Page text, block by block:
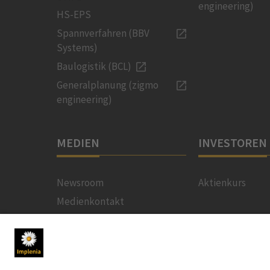
HS-EPS
Spannverfahren (BBV
Systems)
Baulogistik (BCL)
Generalplanung (zigmo
engineering)
engineering)
MEDIEN
Newsroom
Medienkontakt
INVESTOREN
Aktienkurs